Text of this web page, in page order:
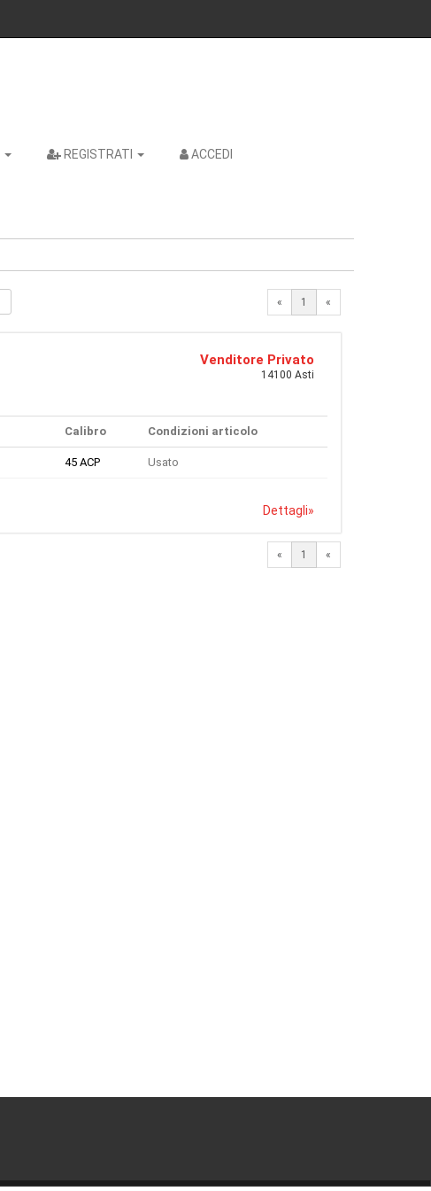
REGISTRATI ACCEDI
« 1 «
Venditore Privato
14100 Asti
Calibro Condizioni articolo
45 ACP Usato
Dettagli»
« 1 «